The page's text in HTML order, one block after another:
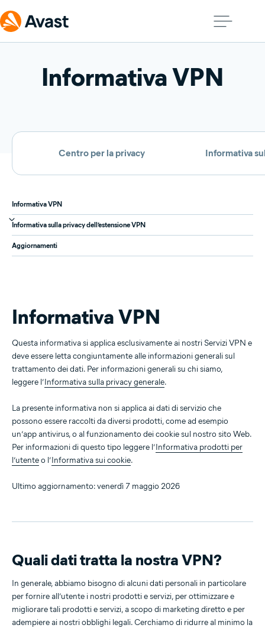
Informativa VPN
Centro per la privacy Informativa
Informativa VPN
Informativa sulla privacy dell’estensione VPN
Aggiornamenti
Informativa VPN
Questa informativa si applica esclusivamente ai nostri Servizi VPN e
deve essere letta congiuntamente alle informazioni generali sul
trattamento dei dati. Per informazioni generali su chi siamo,
leggere l’Informativa sulla privacy generale.
La presente informativa non si applica ai dati di servizio che
possono essere raccolti da diversi prodotti, come ad esempio
un’app antivirus, o al funzionamento dei cookie sul nostro sito Web.
Per informazioni di questo tipo leggere l’Informativa prodotti per
l’utenteo l’Informativa sui cookie.
Ultimo aggiornamento: venerdì 7 maggio 2026
Quali dati tratta la nostra VPN?
In generale, abbiamo bisogno di alcuni dati personali in particolare
per fornire all’utente i nostri prodotti e servizi, per ottimizzare e
migliorare tali prodotti e servizi, a scopo di marketing diretto e per
adempiere ai nostri obblighi legali. Cerchiamo di ridurre al minimo la